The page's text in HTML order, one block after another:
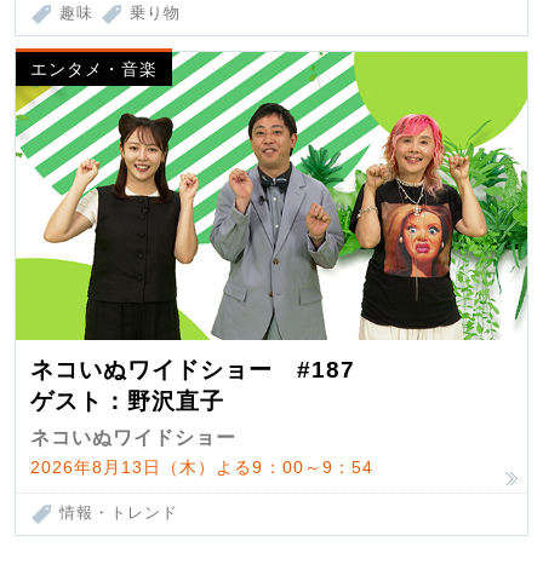
趣味 乗り物
エンタメ・音楽
ネコいぬワイドショー #187
ゲスト：野沢直子
ネコいぬワイドショー
2026年8月13日（木）よる9：00～9：54
情報・トレンド